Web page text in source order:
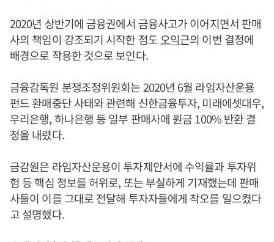
2020년 상반기에 금융권에서 금융사고가 이어지면서 판매
사의 책임이 강조되기 시작한 점도오익근의 이번 결정에
배경으로 작용한 것으로 보인다.
금융감독원 분쟁조정위원회는 2020년 6월 라임자산운용
펀드 환매중단 사태와 관련해 신한금융투자, 미래에셋대우,
우리은행, 하나은행 등 일부 판매사에 원금 100% 반환 결
정을 내렸다.
금감원은 라임자산운용이 투자제안서에 수익률과 투자위
험 등 핵심 정보를 허위로, 또는 부실하게 기재했는데 판매
사들이 이를 그대로 전달해 투자자들에게 착오를 일으켰다
고 설명했다.